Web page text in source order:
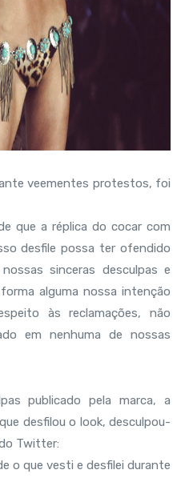
veementes protestos, foi
que a réplica do cocar com
desfile possa ter ofendido
sinceras desculpas e
alguma nossa intenção
às reclamações, não
em nenhuma de nossas
publicado pela marca, a
desfilou o look, desculpou-
Twitter:
o que vesti e desfilei durante